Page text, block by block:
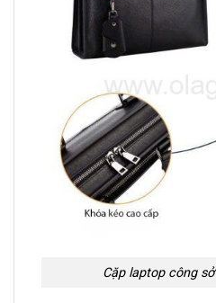
Cặp laptop công